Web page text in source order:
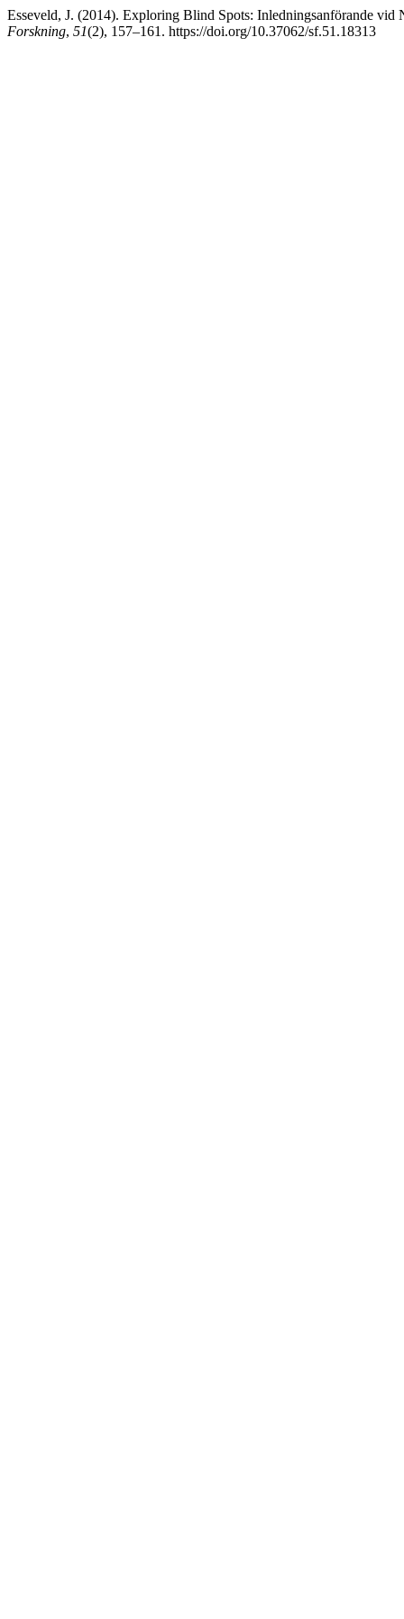
Esseveld, J. (2014). Exploring Blind Spots: Inledningsanförande
Forskning, 51(2), 157–161. https://doi.org/10.37062/sf.51.18313